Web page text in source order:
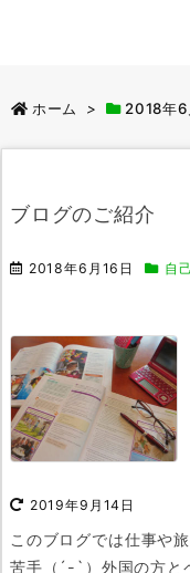
ホーム > 2018年6
ブログのご紹介
2018年6月16日 自
2019年9月14日
このブログでは仕事や
苦手（´-`） 外国の方と